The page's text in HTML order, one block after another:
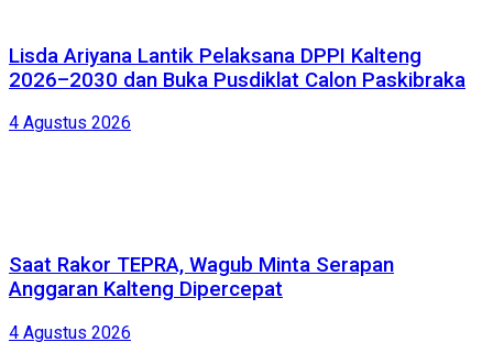
Lisda Ariyana Lantik Pelaksana DPPI Kalteng
2026–2030 dan Buka Pusdiklat Calon Paskibraka
4 Agustus 2026
Saat Rakor TEPRA, Wagub Minta Serapan
Anggaran Kalteng Dipercepat
4 Agustus 2026